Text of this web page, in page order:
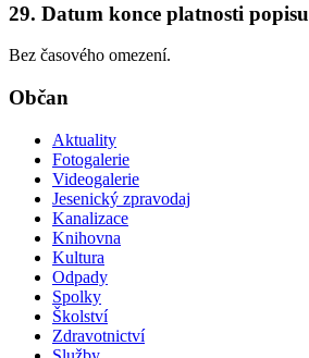
29. Datum konce platnosti popisu
Bez časového omezení.
Občan
Aktuality
Fotogalerie
Videogalerie
Jesenický zpravodaj
Kanalizace
Knihovna
Kultura
Odpady
Spolky
Školství
Zdravotnictví